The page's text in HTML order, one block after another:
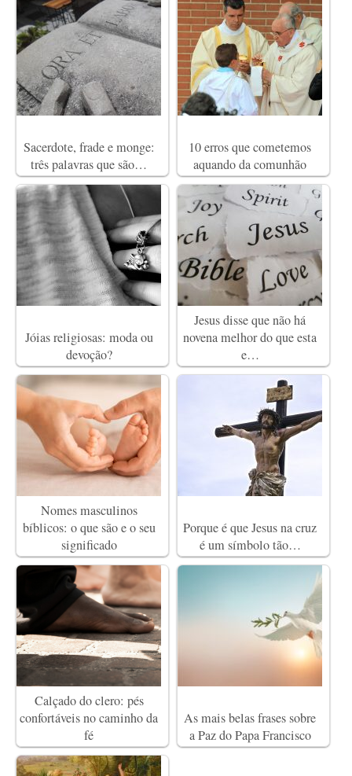
Sacerdote, frade e monge:
três palavras que são…
10 erros que cometemos
aquando da comunhão
Jóias religiosas: moda ou
devoção?
Jesus disse que não há
novena melhor do que esta
e…
Nomes masculinos
bíblicos: o que são e o seu
significado
Porque é que Jesus na cruz
é um símbolo tão…
Calçado do clero: pés
confortáveis no caminho da
fé
As mais belas frases sobre
a Paz do Papa Francisco